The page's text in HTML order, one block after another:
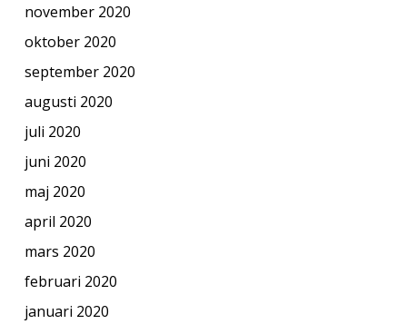
november 2020
oktober 2020
september 2020
augusti 2020
juli 2020
juni 2020
maj 2020
april 2020
mars 2020
februari 2020
januari 2020